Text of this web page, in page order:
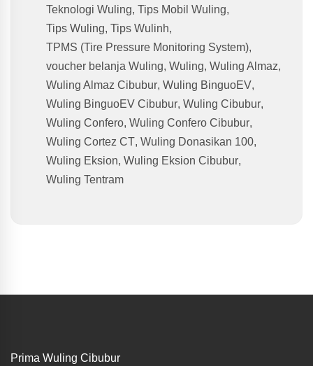
Teknologi Wuling, Tips Mobil Wuling,
Tips Wuling, Tips Wulinh,
TPMS (Tire Pressure Monitoring System),
voucher belanja Wuling, Wuling, Wuling Almaz,
Wuling Almaz Cibubur, Wuling BinguoEV,
Wuling BinguoEV Cibubur, Wuling Cibubur,
Wuling Confero, Wuling Confero Cibubur,
Wuling Cortez CT, Wuling Donasikan 100,
Wuling Eksion, Wuling Eksion Cibubur,
Wuling Tentram
Prima Wuling Cibubur